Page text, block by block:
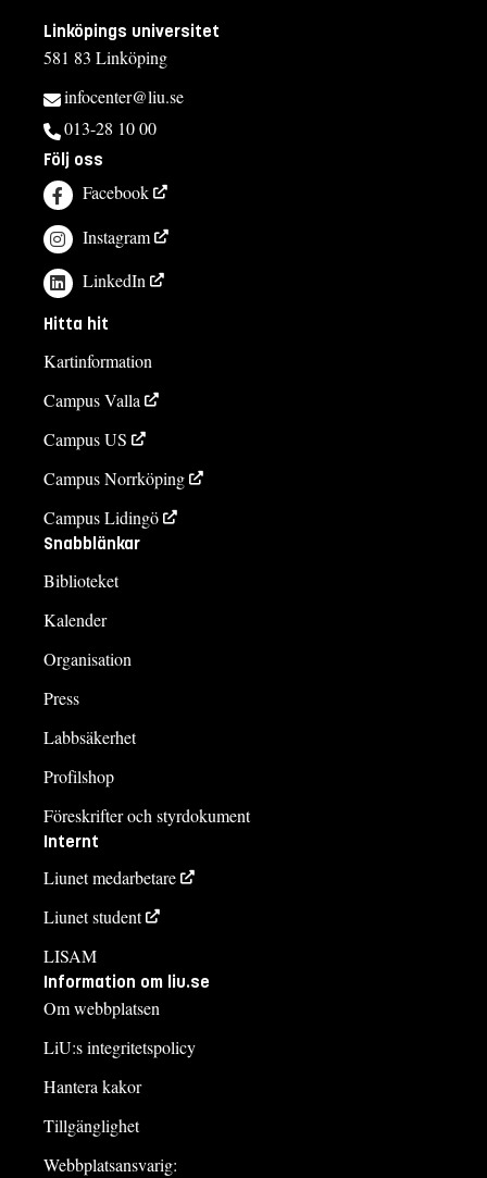
Linköpings universitet
581 83 Linköping
infocenter@liu.se
013-28 10 00
Följ oss
Facebook
Instagram
LinkedIn
Hitta hit
Kartinformation
Campus Valla
Campus US
Campus Norrköping
Campus Lidingö
Snabblänkar
Biblioteket
Kalender
Organisation
Press
Labbsäkerhet
Profilshop
Föreskrifter och styrdokument
Internt
Liunet medarbetare
Liunet student
LISAM
Information om liu.se
Om webbplatsen
LiU:s integritetspolicy
Hantera kakor
Tillgänglighet
Webbplatsansvarig: